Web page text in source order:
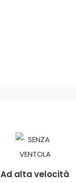
Ad alta velocità